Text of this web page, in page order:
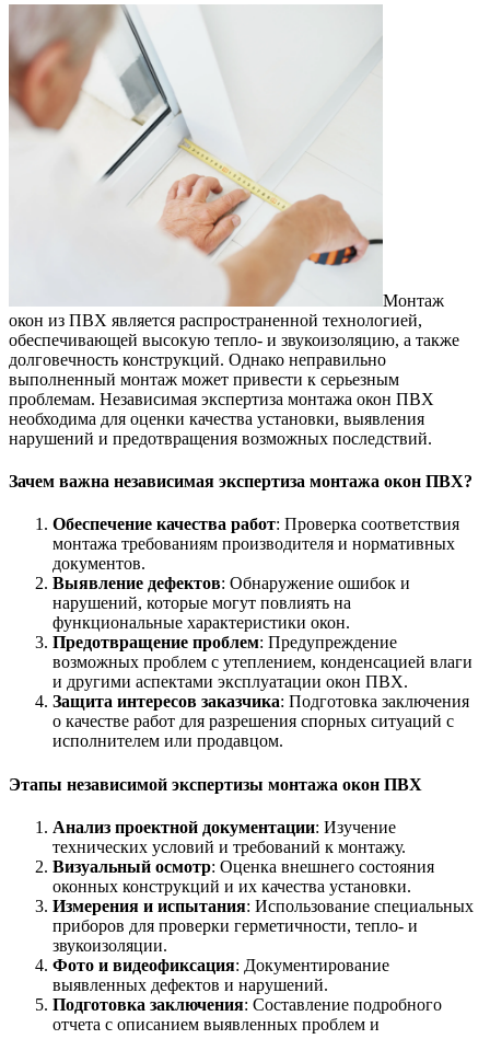
Монтаж
окон из ПВХ является распространенной технологией,
обеспечивающей высокую тепло- и звукоизоляцию, а также
долговечность конструкций. Однако неправильно
выполненный монтаж может привести к серьезным
проблемам. Независимая экспертиза монтажа окон ПВХ
необходима для оценки качества установки, выявления
нарушений и предотвращения возможных последствий.
Зачем важна независимая экспертиза монтажа окон ПВХ?
Обеспечение качества работ: Проверка соответствия
монтажа требованиям производителя и нормативных
документов.
Выявление дефектов: Обнаружение ошибок и
нарушений, которые могут повлиять на
функциональные характеристики окон.
Предотвращение проблем: Предупреждение
возможных проблем с утеплением, конденсацией влаги
и другими аспектами эксплуатации окон ПВХ.
Защита интересов заказчика: Подготовка заключения
о качестве работ для разрешения спорных ситуаций с
исполнителем или продавцом.
Этапы независимой экспертизы монтажа окон ПВХ
Анализ проектной документации: Изучение
технических условий и требований к монтажу.
Визуальный осмотр: Оценка внешнего состояния
оконных конструкций и их качества установки.
Измерения и испытания: Использование специальных
приборов для проверки герметичности, тепло- и
звукоизоляции.
Фото и видеофиксация: Документирование
выявленных дефектов и нарушений.
Подготовка заключения: Составление подробного
отчета с описанием выявленных проблем и